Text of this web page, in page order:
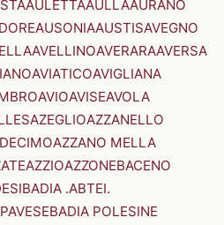
AULETTAAULLAAURANO
AUSONIAAUSTISAVEGNO
AVELLINOAVERARAAVERSA
AVIATICOAVIGLIANA
AVIOAVISEAVOLA
AZEGLIOAZZANELLO
AZZANO MELLA
AZZIOAZZONEBACENO
BADIA .ABTEI.
BADIA POLESINE